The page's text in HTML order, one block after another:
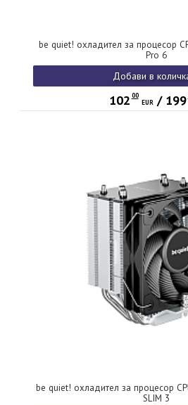
be quiet! охладител за процесор
Pro 6
Добави в
102 00
EUR/ 199
be quiet! охладител за процесор
SLIM 3